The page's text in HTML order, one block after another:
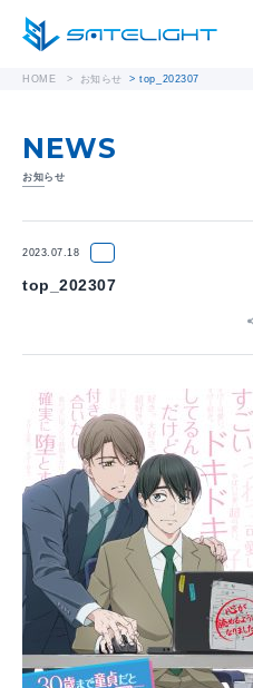
HOME > お知らせ >top_202307
NEWS
お知らせ
2023.07.18
top_202307